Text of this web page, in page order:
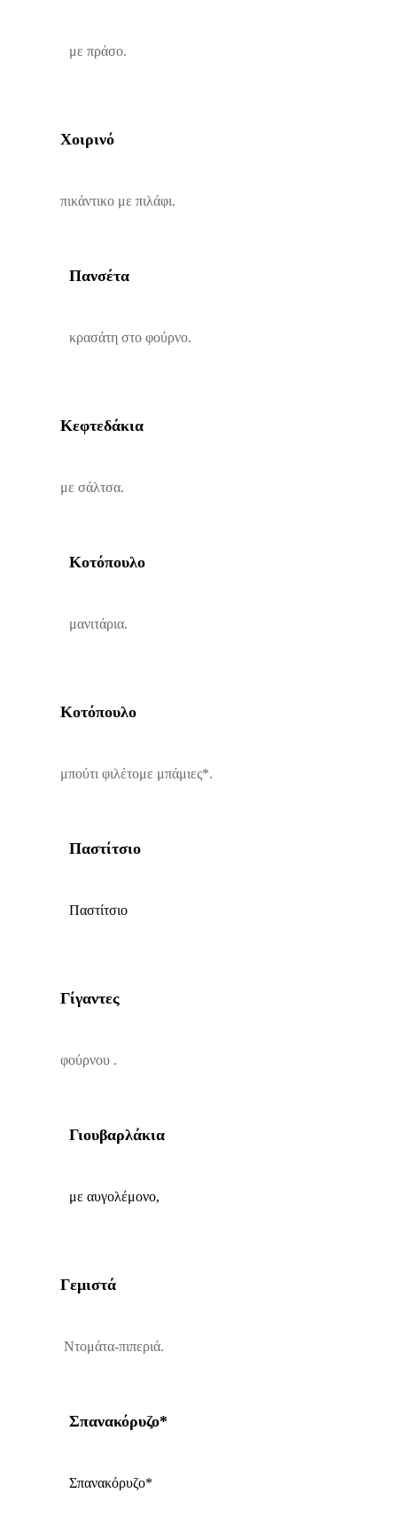
με πράσο.
Xοιρινό
πικάντικο με πιλάφι.
Πανσέτα
κρασάτη στο φούρνο.
Κεφτεδάκια
με σάλτσα.
Κοτόπουλο
μανιτάρια.
Κοτόπουλο
μπούτι φιλέτομε μπάμιες*.
Παστίτσιο
Παστίτσιο
Γίγαντες
φούρνου .
Γιουβαρλάκια
με αυγολέμονο,
Γεμιστά
Ντομάτα-πιπεριά.
Σπανακόρυζο*
Σπανακόρυζο*